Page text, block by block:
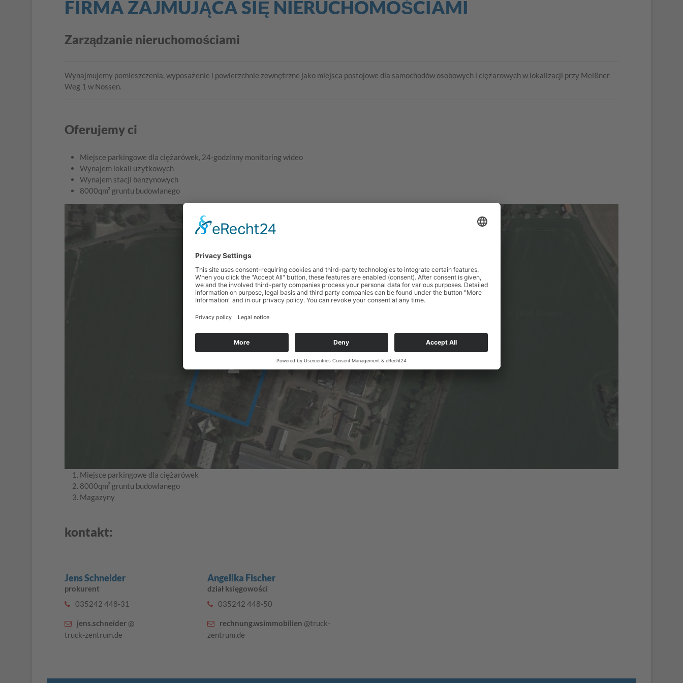
FIRMA ZAJMUJĄCA SIĘ NIERUCHOMOŚCIAMI
Zarządzanie nieruchomościami
Wynajmujemy pomieszczenia, wyposażenie i powierzchnie zewnętrzne jako miejsca postojowe dla samochodów osobowych i ciężarowych w lokalizacji przy Meißner
Weg 1 w Nossen.
Oferujemy ci
Miejsce parkingowe dla ciężarówek, 24-godzinny monitoring wideo
Wynajem lokali użytkowych
Wynajem stacji benzynowych
8000qm² gruntu budowlanego
Miejsce parkingowe dla ciężarówek
8000qm² gruntu budowlanego
Magazyny
kontakt:
Jens Schneider
prokurent
035242 448-31
jens.schneider @
truck-zentrum.de
Angelika Fischer
dział księgowości
035242 448-50
rechnung.wsimmobilien @truck-
zentrum.de